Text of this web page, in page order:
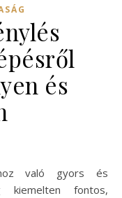
és
kiemelten fontos,